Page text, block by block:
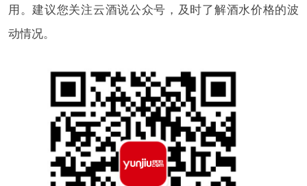
用。建议您关注云酒说公众号，及时了解酒水价格的波
动情况。